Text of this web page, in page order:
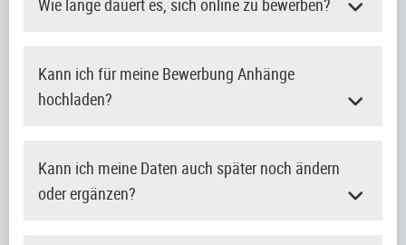
Wie lange dauert es, sich online zu bewerben?
Kann ich für meine Bewerbung Anhänge
hochladen?
Kann ich meine Daten auch später noch ändern
oder ergänzen?